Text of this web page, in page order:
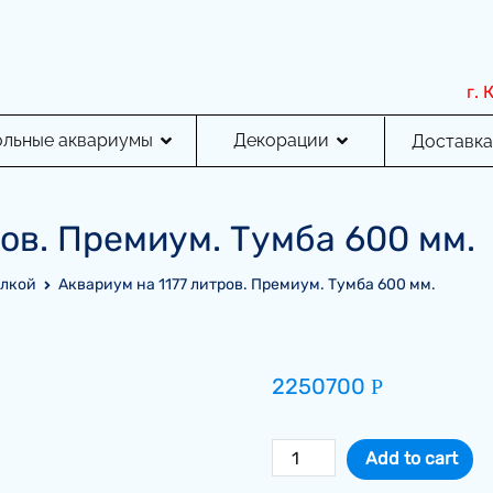
г.
аквариумы Декорации
Премиум. Тумба 600 мм.
Аквариум на 1177 литров. Премиум. Тумба 600 мм.
2250700 Р
Аквариум
на
Add to cart